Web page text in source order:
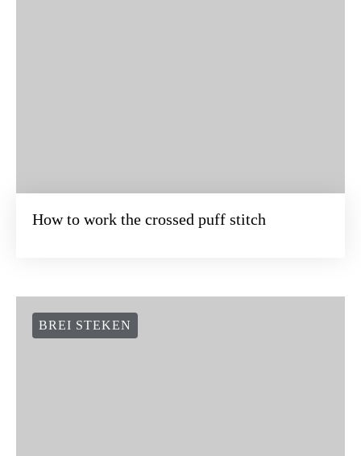
How to work the crossed puff stitch
BREI STEKEN